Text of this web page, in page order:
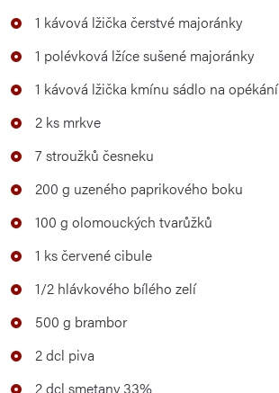
1 kávová lžička čerstvé majoránky
1 polévková lžíce sušené majoránky
1 kávová lžička kmínu sádlo na opékání
2 ks mrkve
7 stroužků česneku
200 g uzeného paprikového boku
100 g olomouckých tvarůžků
1 ks červené cibule
1/2 hlávkového bílého zelí
500 g brambor
2 dcl piva
2 dcl smetany 33%